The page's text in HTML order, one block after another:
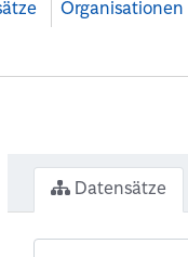
Organisationen
Datensätze